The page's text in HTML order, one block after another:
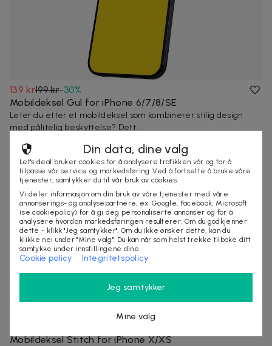
139 kr199 kr-30%
Mobildeksel Gul for iPhone 6/7/8/SE
Leter du etter et mobildeksel som kombinerer stilig design
med pålitelig beskyttelse? Dett...
Mobildeksel Stitch for iPhone X/XS
Din data, dine valg
Let's deal bruker cookies for å analysere trafikken vår og for å
tilpasse vår service og markedsføring. Ved å fortsette å bruke våre
tjenester, samtykker du til vår bruk av cookies.
Vi deler informasjon om din bruk av våre tjenester med våre
annonserings- og analysepartnere, ex. Google, Facebook, Microsoft
(se cookiepolicy) for å gi deg personaliserte annonser og for å
analysere hvordan markedsføringen resulterer. Om du godkjenner
dette - klikk "Jeg samtykker". Om du ikke ønsker dette, kan du
klikke nei under "Mine valg". Du kan når som helst trekke tilbake ditt
samtykke under innstillingene dine.
Cookie policy Integritetspolicy
Jeg samtykker
Mine valg